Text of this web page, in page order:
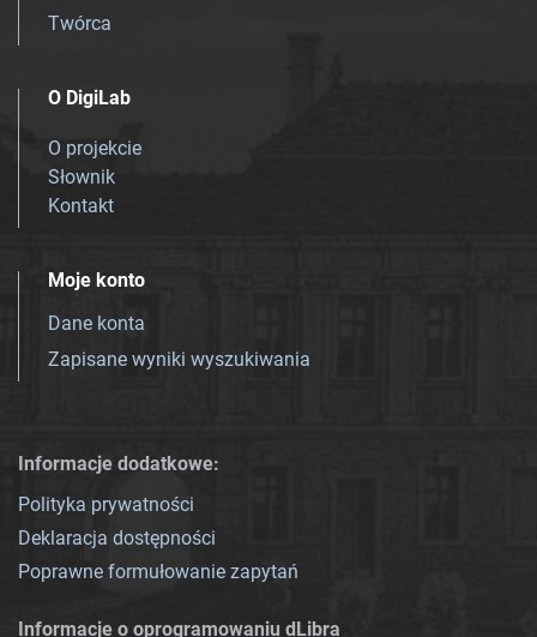
Twórca
O DigiLab
O projekcie
Słownik
Kontakt
Moje konto
Dane konta
Zapisane wyniki wyszukiwania
Informacje dodatkowe:
Polityka prywatności
Deklaracja dostępności
Poprawne formułowanie zapytań
Informacje o oprogramowaniu dLibra